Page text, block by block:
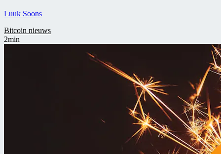
Luuk Soons
Bitcoin nieuws
2min